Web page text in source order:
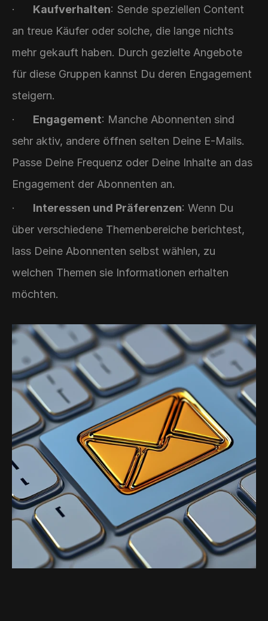
· Kaufverhalten: Sende speziellen Content
an treue Käufer oder solche, die lange nichts
mehr gekauft haben. Durch gezielte Angebote
für diese Gruppen kannst Du deren Engagement
steigern.
· Engagement: Manche Abonnenten sind
sehr aktiv, andere öffnen selten Deine E-Mails.
Passe Deine Frequenz oder Deine Inhalte an das
Engagement der Abonnenten an.
· Interessen und Präferenzen: Wenn Du
über verschiedene Themenbereiche berichtest,
lass Deine Abonnenten selbst wählen, zu
welchen Themen sie Informationen erhalten
möchten.